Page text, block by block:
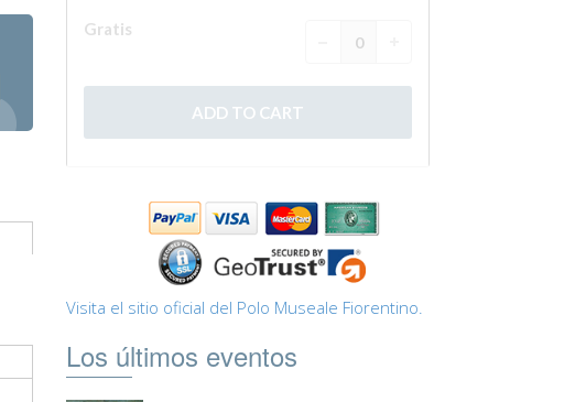
Visita el sitio oficial del Polo Museale Fiorentino.
Los últimos eventos